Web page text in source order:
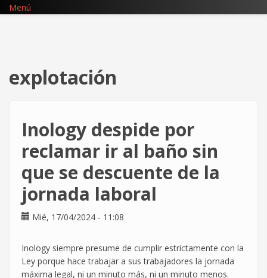
Pasar
Menú
explotación
Inology despide por
reclamar ir al baño sin
que se descuente de la
jornada laboral
Mié, 17/04/2024 - 11:08
Inology siempre presume de cumplir estrictamente con la
Ley porque hace trabajar a sus trabajadores la jornada
máxima legal, ni un minuto más, ni un minuto menos.